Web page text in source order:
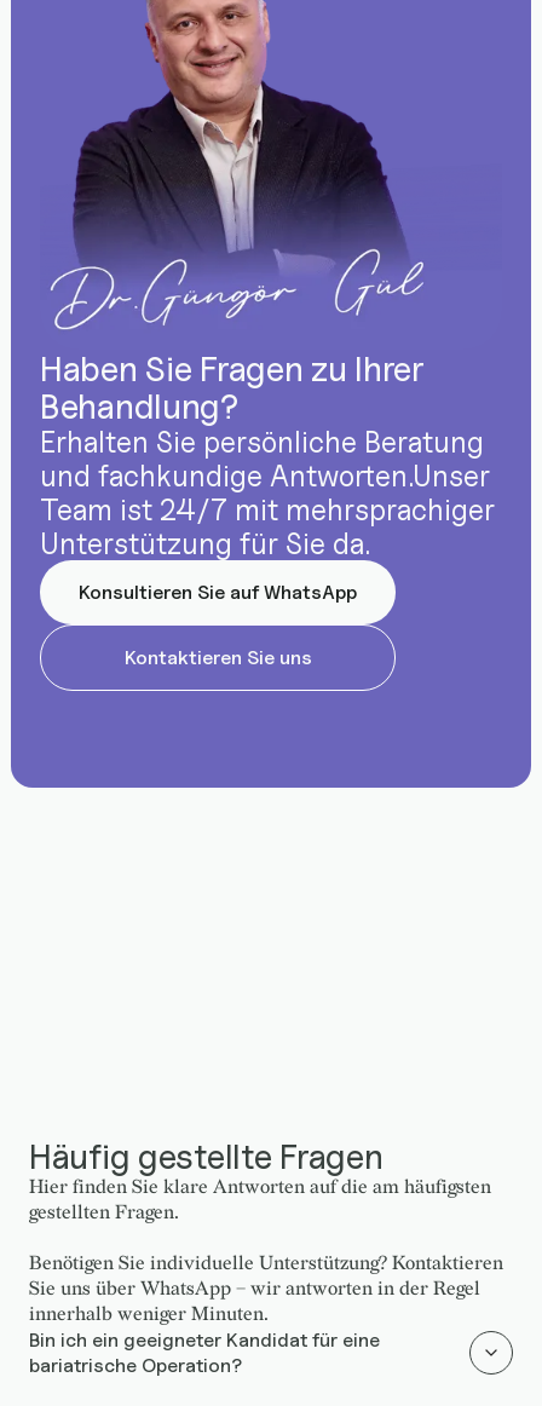
Haben Sie Fragen zu Ihrer
Behandlung?
Erhalten Sie persönliche Beratung
und fachkundige Antworten.Unser
Team ist 24/7 mit mehrsprachiger
Unterstützung für Sie da.
Konsultieren Sie auf WhatsApp
Kontaktieren Sie uns
Häufig gestellte Fragen
Hier finden Sie klare Antworten auf die am häufigsten
gestellten Fragen.
Benötigen Sie individuelle Unterstützung? Kontaktieren
Sie uns über WhatsApp – wir antworten in der Regel
innerhalb weniger Minuten.
Bin ich ein geeigneter Kandidat für eine
bariatrische Operation?